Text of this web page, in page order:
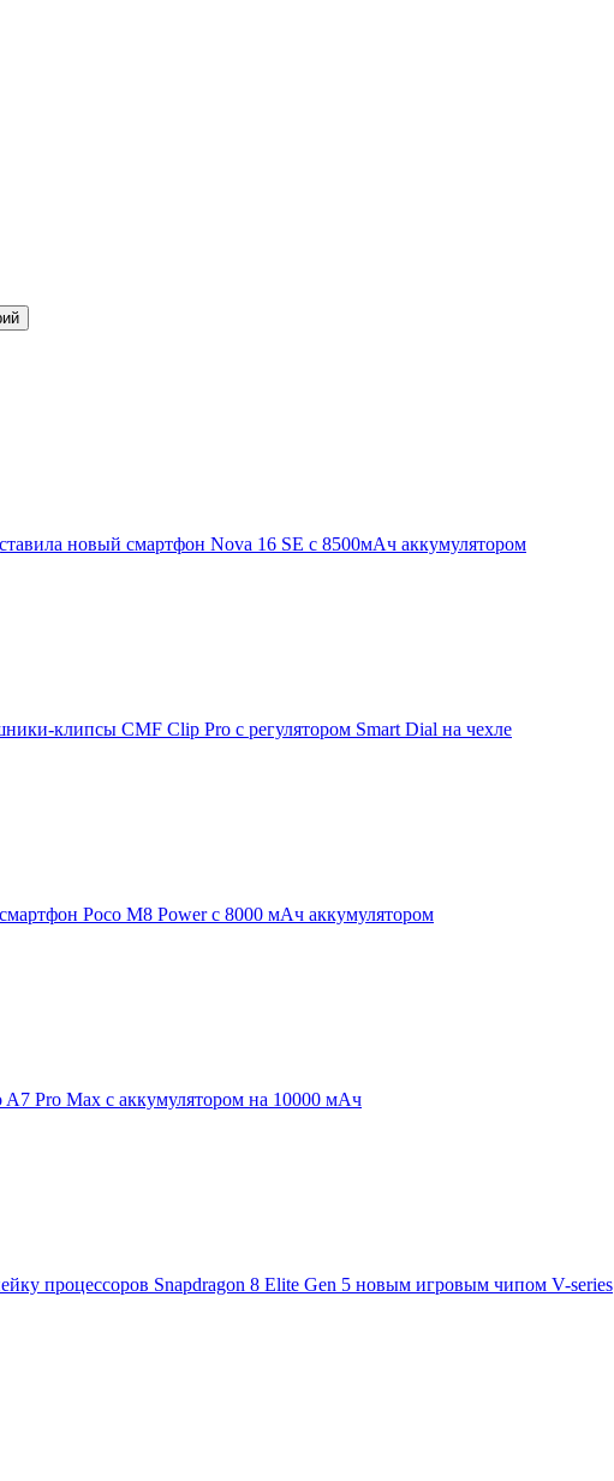
новый смартфон Nova 16 SE с 8500мАч аккумулятором
клипсы CMF Clip Pro с регулятором Smart Dial на чехле
Poco M8 Power с 8000 мАч аккумулятором
Pro Max с аккумулятором на 10000 мАч
процессоров Snapdragon 8 Elite Gen 5 новым игровым чипом V-series